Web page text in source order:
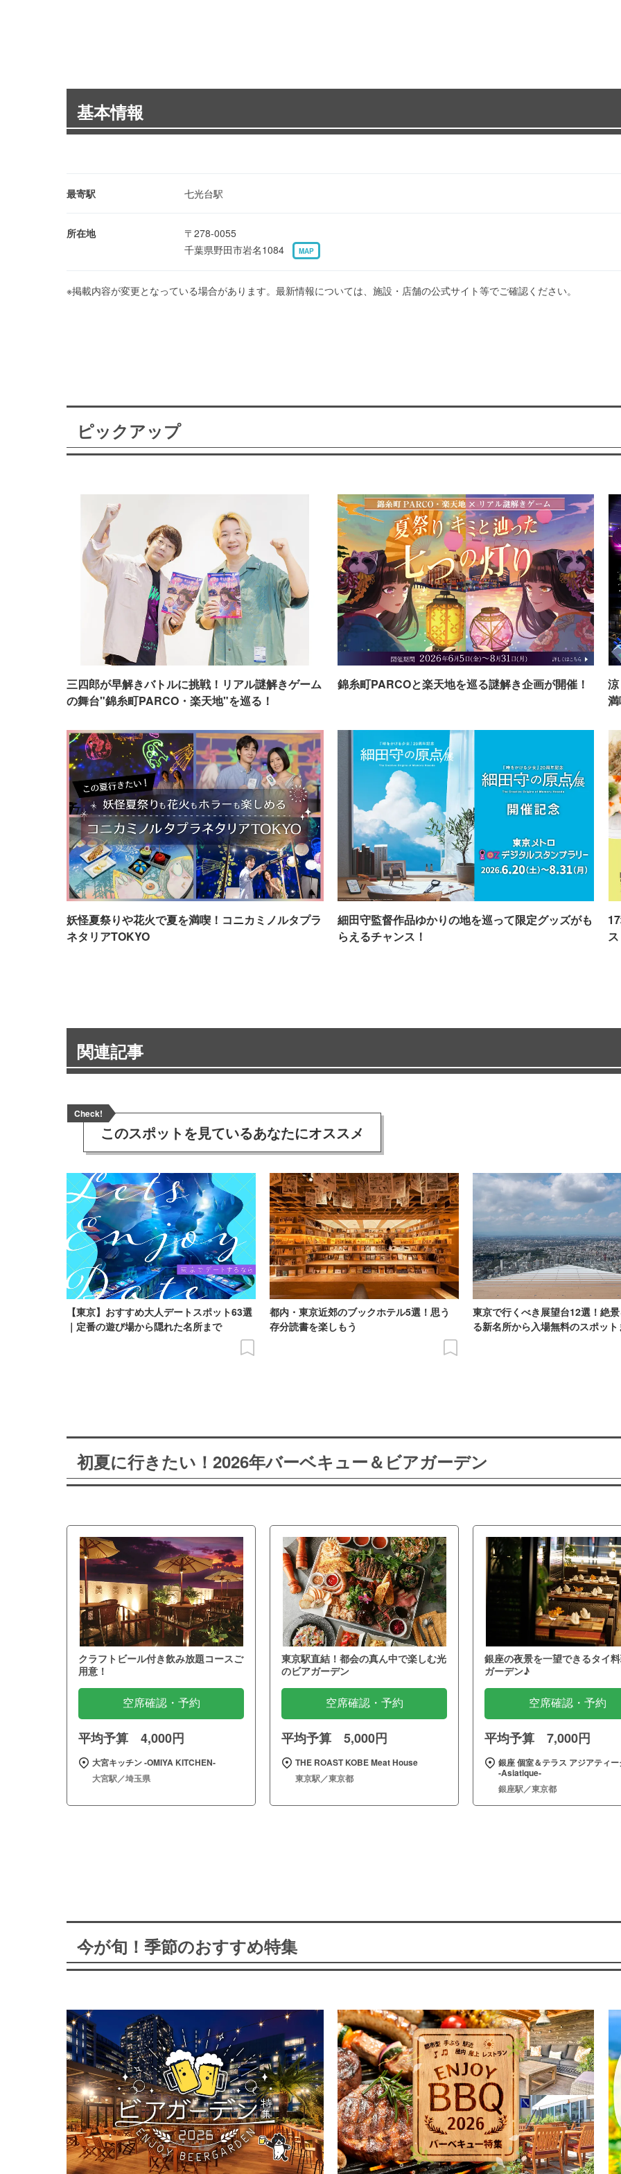
基本情報
最寄駅 七光台駅
所在地
〒278-0055
千葉県野田市岩名1084
MAP
※掲載内容が変更となっている場合があります。最新情報については、施設・店舗の公式サイト等でご確認ください。
ピックアップ
三四郎が早解きバトルに挑戦！リアル謎解きゲーム
の舞台"錦糸町PARCO・楽天地"を巡る！
錦糸町PARCOと楽天地を巡る謎解き企画が開催！
妖怪夏祭りや花火で夏を満喫！コニカミノルタプラ
ネタリアTOKYO
細田守監督作品ゆかりの地を巡って限定グッズがも
らえるチャンス！
関連記事
Check!
このスポットを見ているあなたにオススメ
【東京】おすすめ大人デートスポット63選
｜定番の遊び場から隠れた名所まで
都内・東京近郊のブックホテル5選！思う
存分読書を楽しもう
東京で行くべき展望台12選！絶
る新名所から入場無料のスポット
初夏に行きたい！2026年バーベキュー＆ビアガーデン
クラフトビール付き飲み放題コースご
用意！
空席確認・予約
平均予算 4,000円
大宮キッチン ‐OMIYA KITCHEN‐
大宮駅／埼玉県
東京駅直結！都会の真ん中で楽しむ光
のビアガーデン
空席確認・予約
平均予算 5,000円
THE ROAST KOBE Meat House
東京駅／東京都
銀座の夜景を一望できるタイ
ガーデン♪
空席確認・予約
平均予算 7,000円
銀座 個室＆テラス アジアティー
‐Asiatique‐
銀座駅／東京都
今が旬！季節のおすすめ特集